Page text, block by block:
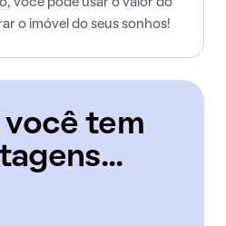
você pode usar o valor do
o imóvel do seus sonhos!
você tem